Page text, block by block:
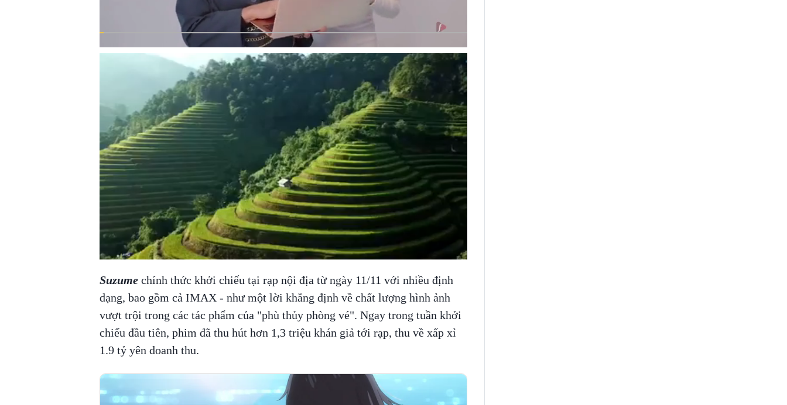
Suzume chính thức khởi chiếu tại rạp nội địa từ ngày 11/11 với nhiều định
dạng, bao gồm cả IMAX - như một lời khẳng định về chất lượng hình ảnh
vượt trội trong các tác phẩm của "phù thủy phòng vé". Ngay trong tuần khởi
chiếu đầu tiên, phim đã thu hút hơn 1,3 triệu khán giả tới rạp, thu về xấp xỉ
1.9 tỷ yên doanh thu.